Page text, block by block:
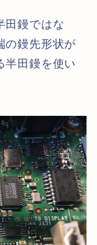
田鏝ではな
の鏝先形状が
半田鏝を使い